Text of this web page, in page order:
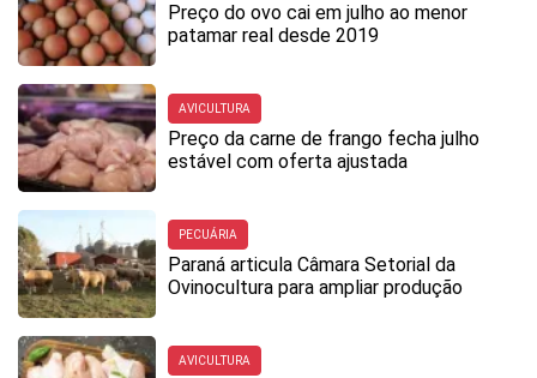
Preço do ovo cai em julho ao menor
patamar real desde 2019
AVICULTURA
Preço da carne de frango fecha julho
estável com oferta ajustada
PECUÁRIA
Paraná articula Câmara Setorial da
Ovinocultura para ampliar produção
AVICULTURA